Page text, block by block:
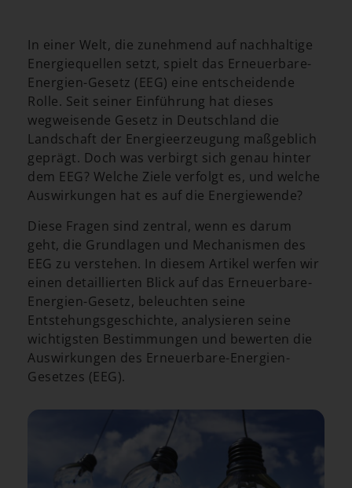
In einer Welt, die zunehmend auf nachhaltige
Energiequellen setzt, spielt das Erneuerbare-
Energien-Gesetz (EEG) eine entscheidende
Rolle. Seit seiner Einführung hat dieses
wegweisende Gesetz in Deutschland die
Landschaft der Energieerzeugung maßgeblich
geprägt. Doch was verbirgt sich genau hinter
dem EEG? Welche Ziele verfolgt es, und welche
Auswirkungen hat es auf die Energiewende?
Diese Fragen sind zentral, wenn es darum
geht, die Grundlagen und Mechanismen des
EEG zu verstehen. In diesem Artikel werfen wir
einen detaillierten Blick auf das Erneuerbare-
Energien-Gesetz, beleuchten seine
Entstehungsgeschichte, analysieren seine
wichtigsten Bestimmungen und bewerten die
Auswirkungen des Erneuerbare-Energien-
Gesetzes (EEG).